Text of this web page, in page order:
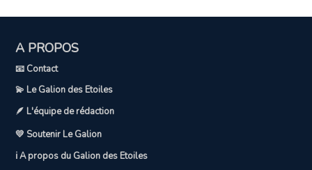
A PROPOS
📧 Contact
💫 Le Galion des Etoiles
🪶 L'équipe de rédaction
💛 Soutenir Le Galion
ℹ️ A propos du Galion des Etoiles